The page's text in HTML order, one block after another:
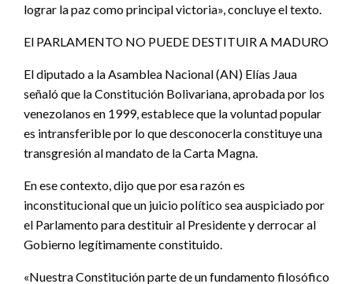
lograr la paz como principal victoria», concluye el texto.
El PARLAMENTO NO PUEDE DESTITUIR A MADURO
El diputado a la Asamblea Nacional (AN) Elías Jaua
señaló que la Constitución Bolivariana, aprobada por los
venezolanos en 1999, establece que la voluntad popular
es intransferible por lo que desconocerla constituye una
transgresión al mandato de la Carta Magna.
En ese contexto, dijo que por esa razón es
inconstitucional que un juicio político sea auspiciado por
el Parlamento para destituir al Presidente y derrocar al
Gobierno legítimamente constituido.
«Nuestra Constitución parte de un fundamento filosófico